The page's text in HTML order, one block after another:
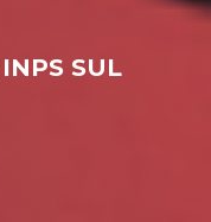
INPS SUL